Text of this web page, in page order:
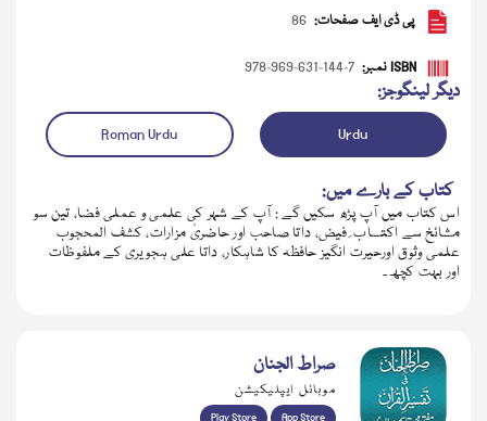
ڈاؤن لوڈ کریں آڈیو چلائیں
پی ڈی ایف صفحات: 86
ISBN نمبر: 978-969-631-144-7
دیگر لینگوجز:
Urdu
Roman Urdu
کتاب کے بارے میں:
اس کتاب میں آپ پڑھ سکیں گے : آپ کے شہر کی علمی و عملی فضا، تین سو
مشائخ سے اکتساب ِ فیض، داتا صاحب اور حاضریٔ مزارات، کشف المحجوب
علمی وثوق اورحیرت انگیز حافظہ کا شاہکار، داتا علی ہجویری کے ملفوظات
اور بہت کچھ۔
صراط الجنان
موبائل ایپلیکیشن
Play Store App Store